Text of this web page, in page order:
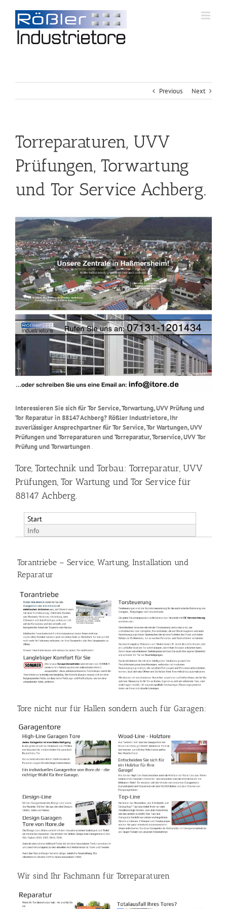
Previous Next
Torreparaturen, UVV
Prüfungen, Torwartung
und Tor Service Achberg.
Interessieren Sie sich für Tor Service, Torwartung, UVV Prüfung und
Tor Reparatur in 88147 Achberg? Rößler Industrietore, Ihr
zuverlässiger Ansprechpartner für Tor Service, Tor Wartungen, UVV
Prüfungen und Torreparaturen und Torreparatur, Torservice, UVV Tor
Prüfung und Torwartungen.
Tore, Tortechnik und Torbau: Torreparatur, UVV
Prüfungen, Tor Wartung und Tor Service für
88147 Achberg.
Start
Info
Torantriebe – Service, Wartung, Installation und
Reparatur
Tore nicht nur für Hallen sondern auch für Garagen:
Wir sind Ihr Fachmann für Torreparaturen